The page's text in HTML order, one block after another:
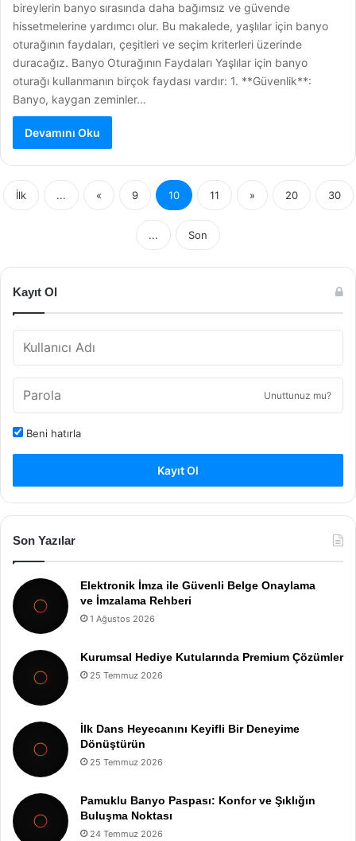
bireylerin banyo sırasında daha bağımsız ve güvende
hissetmelerine yardımcı olur. Bu makalede, yaşlılar için banyo
oturağının faydaları, çeşitleri ve seçim kriterleri üzerinde
duracağız. Banyo Oturağının Faydaları Yaşlılar için banyo
oturağı kullanmanın birçok faydası vardır: 1. **Güvenlik**:
Banyo, kaygan zeminler…
Devamını Oku
İlk ... « 9 10 11 » 20 30
... Son
Kayıt Ol
Unuttunuz mu?
Beni hatırla
Kayıt Ol
Son Yazılar
Elektronik İmza ile Güvenli Belge Onaylama
ve İmzalama Rehberi
1 Ağustos 2026
Kurumsal Hediye Kutularında Premium Çözümler
25 Temmuz 2026
İlk Dans Heyecanını Keyifli Bir Deneyime
Dönüştürün
25 Temmuz 2026
Pamuklu Banyo Paspası: Konfor ve Şıklığın
Buluşma Noktası
24 Temmuz 2026